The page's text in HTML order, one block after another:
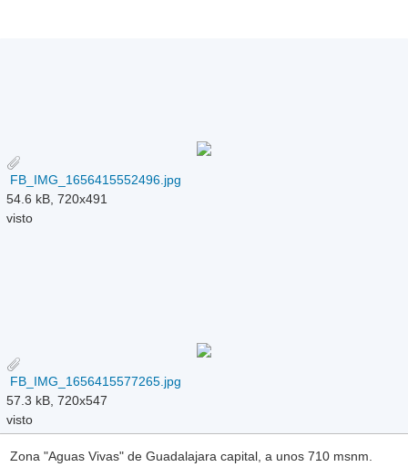
FB_IMG_1656415552496.jpg
54.6 kB, 720x491
visto
FB_IMG_1656415577265.jpg
57.3 kB, 720x547
visto
Zona "Aguas Vivas" de Guadalajara capital, a unos 710 msnm.